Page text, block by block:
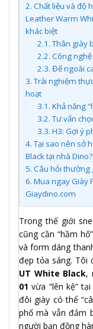
2. Chất liệu và độ
Leather Warm
khác biệt
2.1.Thân giày
2.2. Công
2.3. Đế ngoài
3.Trải nghiệm
hoạt
3.1. Khả năng
3.2.Tư vấn
3.3. H3: Gợi ý
4.Tại sao nên sở
Black tại nhà Dino?
5. Câu hỏi thường
6. Mua ngay Giày
Giaydino.com
Trong thế giới
cũng cần “hầm
và form dáng
đẹp tỏa sáng. Tôi
UT White Black,
01 vừa “lên kệ”
đôi giày có thể
phố mà vẫn đảm
người bạn đồng